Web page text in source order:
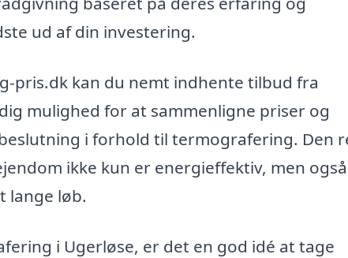
ud af din investering.
pris.dk kan du nemt indhente tilbud fra
mulighed for at sammenligne priser og
i forhold til termografering. Den
ikke kun er energieffektiv, men
lange løb.
i Ugerløse, er det en god idé at tage